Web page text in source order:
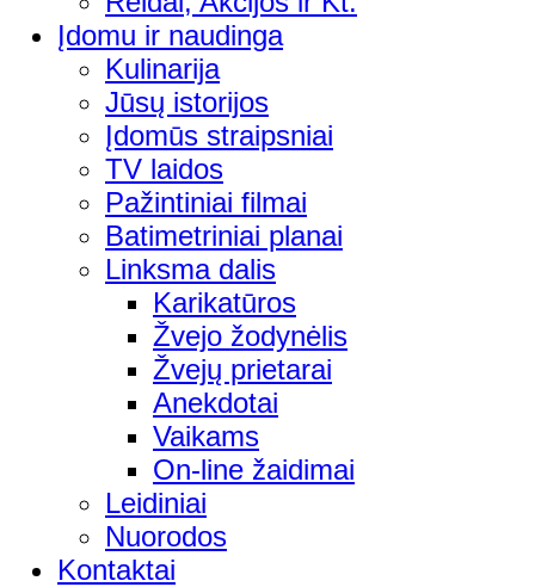
Įdomu ir naudinga
Kulinarija
Jūsų istorijos
Įdomūs straipsniai
TV laidos
Pažintiniai filmai
Batimetriniai planai
Linksma dalis
Karikatūros
Žvejo žodynėlis
Žvejų prietarai
Anekdotai
Vaikams
On-line žaidimai
Leidiniai
Nuorodos
Kontaktai